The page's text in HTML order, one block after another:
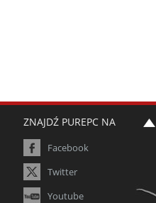
ZNAJDŹ PUREPC NA
Facebook
Twitter
Youtube